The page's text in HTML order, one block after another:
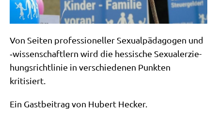
Von Sei­ten pro­fes­sio­nel­ler Sexu­al­päd­ago­gen und
‑wis­sen­schaft­lern wird die hes­si­sche Sexu­al­erzie­
hungs­richt­li­nie in ver­schie­de­nen Punk­ten
kritisiert.
Ein Gast­bei­trag von Hubert Hecker.